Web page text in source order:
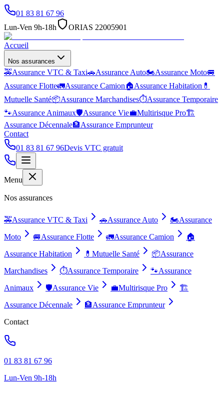
01 83 81 67 96
Lun-Ven 9h-18h
ORIAS 22005901
Accueil
Nos assurances
🚕Assurance VTC & Taxi🚗Assurance Auto🏍️Assurance Moto🚐
Assurance Flotte🚛Assurance Camion🏠Assurance Habitation 💊
Mutuelle Santé📦Assurance Marchandises⏱️Assurance Temporaire
🐾Assurance Animaux🛡️Assurance Vie💼Multirisque Pro🏗️
Assurance Décennale🏦Assurance Emprunteur
Contact
01 83 81 67 96Devis VTC gratuit
Menu
Nos assurances
🚕Assurance VTC & Taxi 🚗Assurance Auto 🏍️Assurance
Moto
🚐Assurance Flotte 🚛Assurance Camion
🏠
Assurance Habitation
💊 Mutuelle Santé 📦Assurance
Marchandises
⏱️Assurance Temporaire 🐾Assurance
Animaux
🛡️Assurance Vie 💼Multirisque Pro
🏗️
Assurance Décennale
🏦Assurance Emprunteur
Contact
01 83 81 67 96
Lun-Ven 9h-18h